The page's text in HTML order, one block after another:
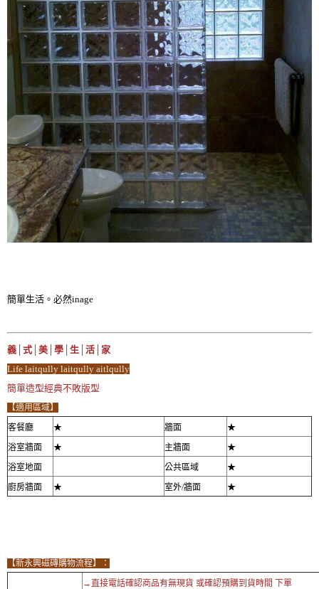
簡單生活。必然inage
義│式│美│學│生│活│家
Life laitqully laitqully aitlqully
簡單造型經典不敗版型
【適用區域】
客餐廳
★ 牆面
★
浴室牆面
★ 主牆面
★
浴室地面
公共區域
★
廚房牆面
★ 室外/牆面 ★
【新永興磁磚購物流程】：
→直接電話確認商品有無現貨 或確認預購到貨時間 下單